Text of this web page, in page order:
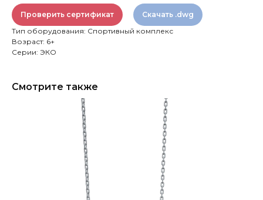
Проверить сертификат
Скачать .dwg
Тип оборудования: Спортивный комплекс
Возраст: 6+
Серии: ЭКО
Смотрите также